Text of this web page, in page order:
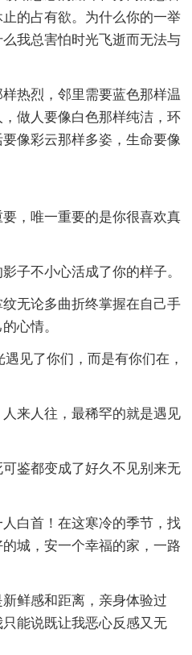
的占有欲。为什么你的一举
我总害怕时光飞逝而无法与
热烈，邻里需要蓝色那样温
做人要像白色那样纯洁，环
像彩云那样多姿，生命要像
，唯一重要的是你很喜欢真
子不小心活成了你的样子。
无论多曲折终掌握在自己手
心情。
见了你们，而是有你们在，
来人往，最稀罕的就是遇见
鉴都变成了好久不见别来无
白首！在这寒冷的季节，找
城，安一个幸福的家，一路
鲜感和距离，亲身体验过
能说既让我恶心反感又无